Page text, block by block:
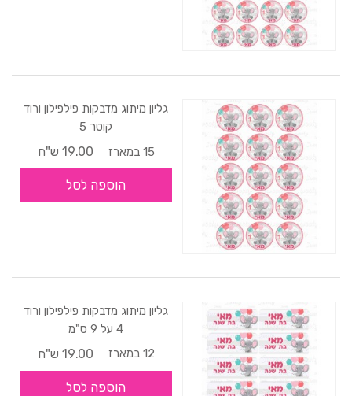
גליון מיתוג מדבקות פילפילון ורוד
קוטר 5
15 במארז
19.00 ש"ח
הוספה לסל
גליון מיתוג מדבקות פילפילון ורוד
4 על 9 ס"מ
12 במארז
19.00 ש"ח
הוספה לסל